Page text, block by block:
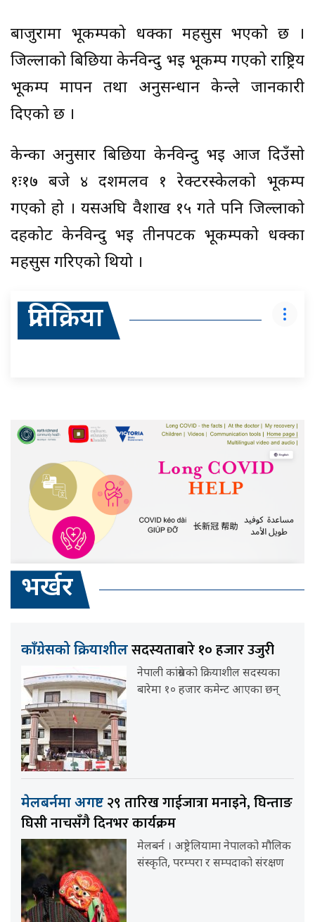
बाजुरामा भूकम्पको धक्का महसुस भएको छ ।
जिल्लाको बिछिया केन्द्रविन्दु भइ भूकम्प गएको राष्ट्रिय
भूकम्प मापन तथा अनुसन्धान केन्द्रले जानकारी
दिएको छ ।
केन्द्रका अनुसार बिछिया केन्द्रविन्दु भइ आज दिउँसो
१ः१७ बजे ४ दशमलव १ रेक्टरस्केलको भूकम्प
गएको हो । यसअघि वैशाख १५ गते पनि जिल्लाको
दहकोट केन्द्रविन्दु भइ तीनपटक भूकम्पको धक्का
महसुस गरिएको थियो ।
प्रतिक्रिया
भर्खर
काँग्रेसको क्रियाशीलसदस्यताबारे १० हजार उजुरी
नेपाली कांग्रेसको क्रियाशील सदस्यका
बारेमा १० हजार कमेन्ट आएका छन्
मेलबर्नमा अगष्ट २९ तारिख गाईजात्रा मनाइने, घिन्ताङ
घिसी नाचसँगै दिनभर कार्यक्रम
मेलबर्न । अष्ट्रेलियामा नेपालको मौलिक
संस्कृति, परम्परा र सम्पदाको संरक्षण